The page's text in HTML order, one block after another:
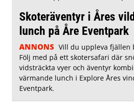
Skoteräventyr i Åres
lunch på Åre Eventpark
ANNONS Vill du uppleva fjällen
Följ med på ett skotersafari där
vidsträckta vyer och äventyr
värmande lunch i Explore Åres
Eventpark.